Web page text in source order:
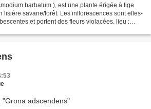
barbatum ), est une plante érigée à tige
lisière savane/forêt. Les inflorescences sont elles-
et portent des fleurs violacées. lieu :